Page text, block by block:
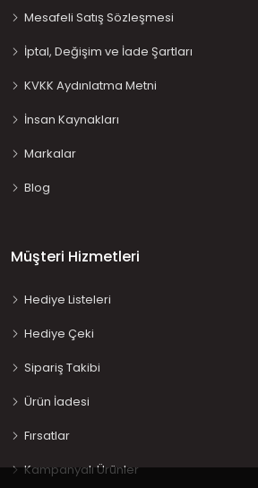
Mesafeli Satış Sözleşmesi
İptal, Değişim ve İade Şartları
KVKK Aydınlatma Metni
İnsan Kaynakları
Markalar
Blog
Müşteri Hizmetleri
Hediye Listeleri
Hediye Çeki
Sipariş Takibi
Ürün İadesi
Fırsatlar
Kampanyalı Ürünler